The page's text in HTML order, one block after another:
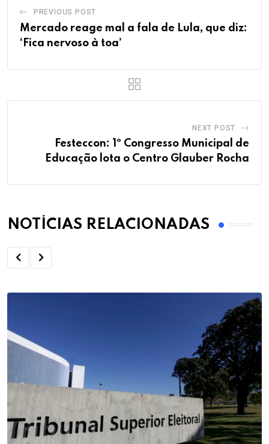
PREVIOUS POST
Mercado reage mal a fala de Lula, que diz:
‘Fica nervoso à toa’
NEXT POST
Festeccon: 1º Congresso Municipal de
Educação lota o Centro Glauber Rocha
NOTÍCIAS RELACIONADAS